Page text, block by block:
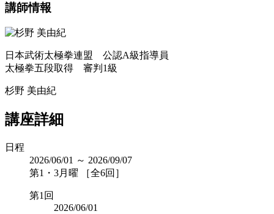
講師情報
日本武術太極拳連盟 公認A級指導員
太極拳五段取得 審判1級
杉野 美由紀
講座詳細
日程
2026/06/01 ～ 2026/09/07
第1・3月曜 ［全6回］
第1回
2026/06/01